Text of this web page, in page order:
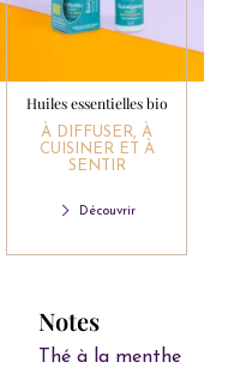
Huiles essentielles bio
À DIFFUSER, À
CUISINER ET À
SENTIR
Découvrir
Notes
Thé à la menthe